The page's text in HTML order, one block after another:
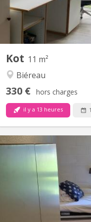
Kot 11 m²
Biéreau
330 € hors charges
il y a 13 heures